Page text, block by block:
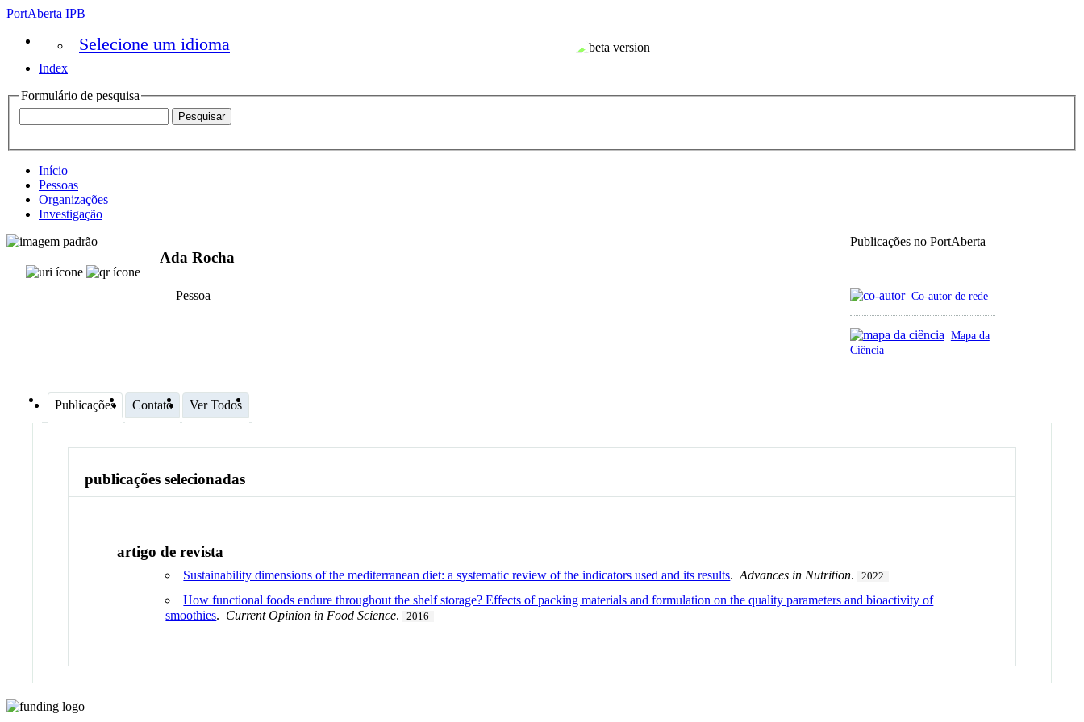
PortAberta IPB
Selecione um idioma
Index
Formulário de pesquisa
Início
Pessoas
Organizações
Investigação
Publicações no PortAberta
Co-autor de rede
Mapa da
Ciência
Ada Rocha
Pessoa
Publicações Contato Ver Todos
publicações selecionadas
artigo de revista
Sustainability dimensions of the mediterranean diet: a systematic review of the indicators used and its results.Advances in Nutrition. 2022
How functional foods endure throughout the shelf storage? Effects of packing materials and formulation on the quality parameters and bioactivity of
smoothies. Current Opinion in Food Science. 2016